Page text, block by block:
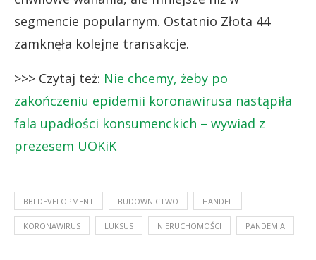
segmencie popularnym. Ostatnio Złota 44
zamknęła kolejne transakcje.
>>> Czytaj też: Nie chcemy, żeby po
zakończeniu epidemii koronawirusa nastąpiła
fala upadłości konsumenckich – wywiad z
prezesem UOKiK
BBI DEVELOPMENT BUDOWNICTWO HANDEL
KORONAWIRUS LUKSUS NIERUCHOMOŚCI PANDEMIA